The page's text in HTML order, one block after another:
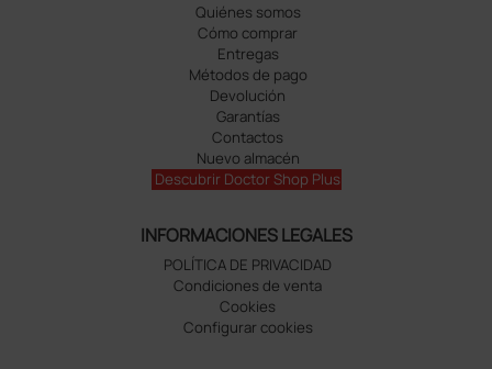
Quiénes somos
Cómo comprar
Entregas
Métodos de pago
Devolución
Garantías
Contactos
Nuevo almacén
Descubrir Doctor Shop Plus
INFORMACIONES LEGALES
POLÍTICA DE PRIVACIDAD
Condiciones de venta
Cookies
Configurar cookies